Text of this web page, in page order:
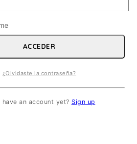
ACCEDER
¿Olvidaste la contraseña?
have an account yet? Sign up